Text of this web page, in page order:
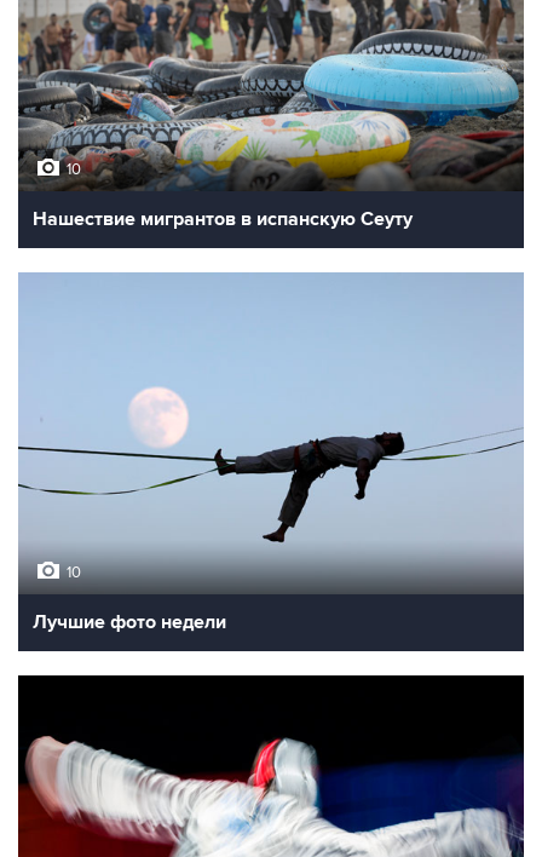
10
Нашествие мигрантов в испанскую Сеуту
10
Лучшие фото недели